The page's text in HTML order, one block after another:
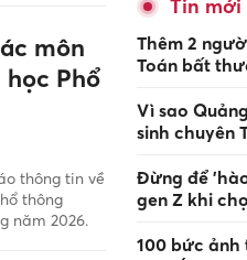
môn
Phổ
thông tin về
thông
năm 2026.
Tin mới
Thêm 2
Toán bất
Vì sao
sinh chuyên
Đừng để
gen Z khi
100 bức ảnh